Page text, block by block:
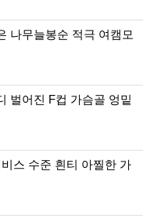
나무늘봉순 적극 여캠모
벌어진 F컵 가슴골 엉밑
스 수준 흰티 아찔한 가